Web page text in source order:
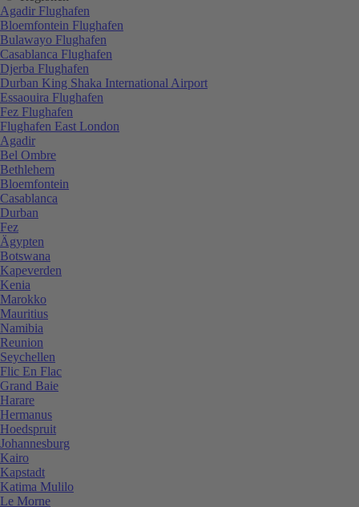
Agadir Flughafen
Bloemfontein Flughafen
Bulawayo Flughafen
Casablanca Flughafen
Djerba Flughafen
Durban King Shaka International Airport
Essaouira Flughafen
Fez Flughafen
Flughafen East London
Agadir
Bel Ombre
Bethlehem
Bloemfontein
Casablanca
Durban
Fez
Ägypten
Botswana
Kapeverden
Kenia
Marokko
Mauritius
Namibia
Reunion
Seychellen
Flic En Flac
Grand Baie
Harare
Hermanus
Hoedspruit
Johannesburg
Kairo
Kapstadt
Katima Mulilo
Le Morne